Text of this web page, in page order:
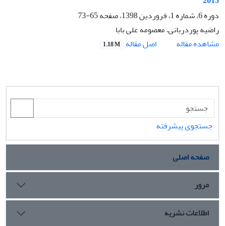
دوره 6، شماره 1، فروردین 1398، صفحه
65-73
راضیه پوردربانی، معصومه علی بابا
مشاهده مقاله
اصل مقاله 1.18 M
جستجوی پیشرفته
صفحه اصلی
مرور
اطلاعات نشریه